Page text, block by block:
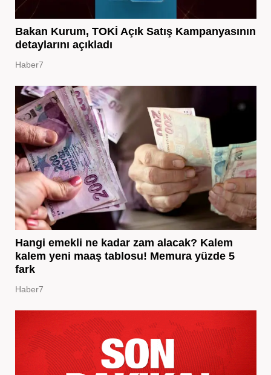
Bakan Kurum, TOKİ Açık Satış Kampanyasının
detaylarını açıkladı
Haber7
Hangi emekli ne kadar zam alacak? Kalem
kalem yeni maaş tablosu! Memura yüzde 5
fark
Haber7